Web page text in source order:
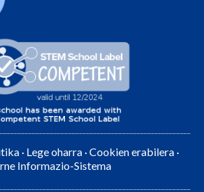
· Lege oharra ·Cookien erabilera ·
Informazio-Sistema